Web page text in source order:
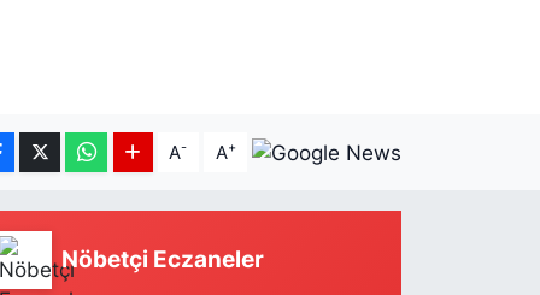
A- A+
Nöbetçi Eczaneler